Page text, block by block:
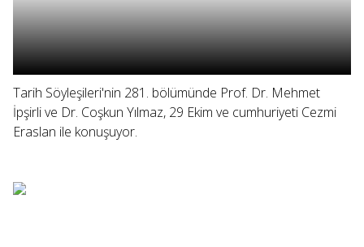
Tarih Söyleşileri'nin 281. bölümünde Prof. Dr. Mehmet
İpşirli ve Dr. Coşkun Yılmaz, 29 Ekim ve cumhuriyeti Cezmi
Eraslan ile konuşuyor.